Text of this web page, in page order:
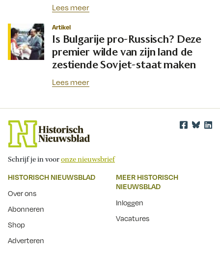
Lees meer
Artikel
Is Bulgarije pro-Russisch? Deze
premier wilde van zijn land de
zestiende Sovjet-staat maken
Lees meer
Schrijf je in vooronze nieuwsbrief
HISTORISCH NIEUWSBLAD
Over ons
Abonneren
Shop
Adverteren
MEER HISTORISCH
NIEUWSBLAD
Inloggen
Vacatures